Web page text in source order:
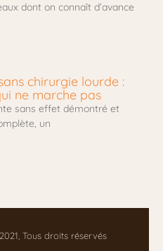
dont on connaît d’avance
chirurgie lourde :
ne marche pas
sans effet démontré et
un
Tous droits réservés